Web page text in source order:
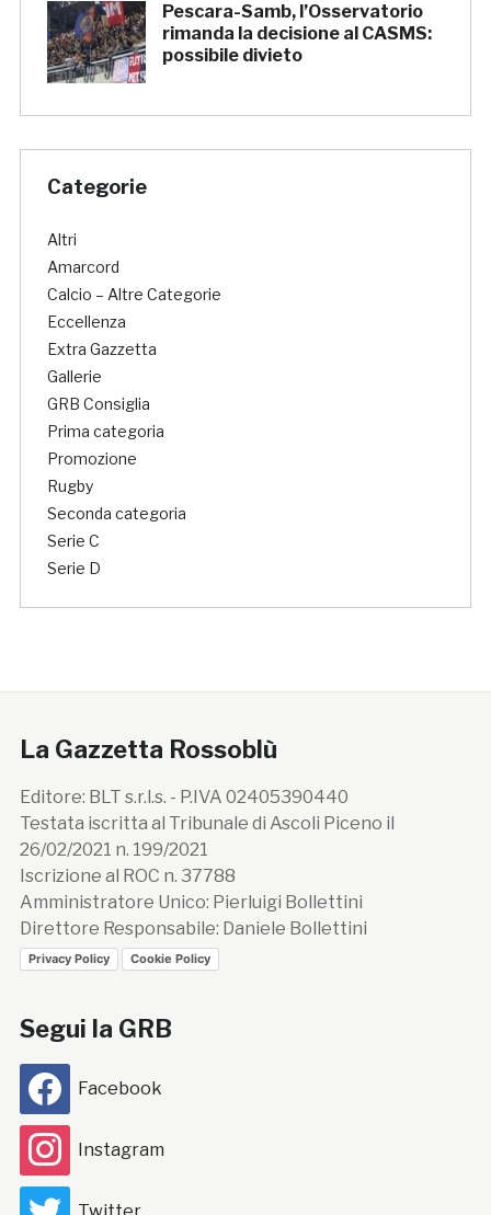
Pescara-Samb, l’Osservatorio
rimanda la decisione al CASMS:
possibile divieto
Categorie
Altri
Amarcord
Calcio – Altre Categorie
Eccellenza
Extra Gazzetta
Gallerie
GRB Consiglia
Prima categoria
Promozione
Rugby
Seconda categoria
Serie C
Serie D
La Gazzetta Rossoblù
Editore: BLT s.r.l.s. - P.IVA 02405390440
Testata iscritta al Tribunale di Ascoli Piceno il
26/02/2021 n. 199/2021
Iscrizione al ROC n. 37788
Amministratore Unico: Pierluigi Bollettini
Direttore Responsabile: Daniele Bollettini
Privacy Policy Cookie Policy
Segui la GRB
Facebook
Instagram